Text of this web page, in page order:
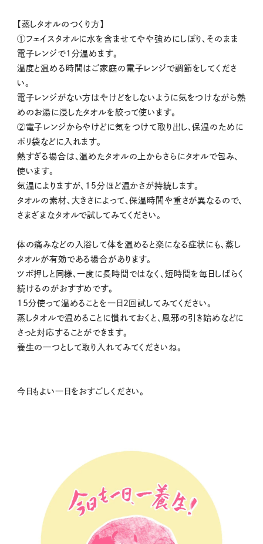
【蒸しタオルのつくり方】
①フェイスタオルに水を含ませてやや強めにしぼり、そのまま
電子レンジで1分温めます。
温度と温める時間はご家庭の電子レンジで調節をしてくださ
い。
電子レンジがない方はやけどをしないように気をつけながら熱
めのお湯に浸したタオルを絞って使います。
②電子レンジからやけどに気をつけて取り出し、保温のために
ポリ袋などに入れます。
熱すぎる場合は、温めたタオルの上からさらにタオルで包み、
使います。
気温によりますが、15分ほど温かさが持続します。
タオルの素材、大きさによって、保温時間や重さが異なるので、
さまざまなタオルで試してみてください。
体の痛みなどの入浴して体を温めると楽になる症状にも、蒸し
タオルが有効である場合があります。
ツボ押しと同様、一度に長時間ではなく、短時間を毎日しばらく
続けるのがおすすめです。
15分使って温めることを一日2回試してみてください。
蒸しタオルで温めることに慣れておくと、風邪の引き始めなどに
さっと対応することができます。
養生の一つとして取り入れてみてくださいね。
今日もよい一日をおすごしください。